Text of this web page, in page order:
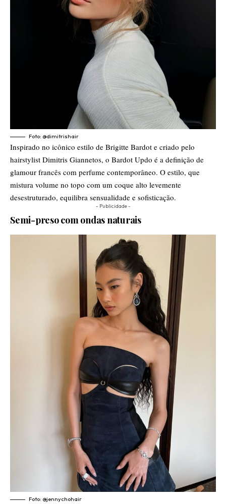
Foto: @dimitrishair
Inspirado no icônico estilo de Brigitte Bardot e criado pelo
hairstylist Dimitris Giannetos, o Bardot Updo é a definição de
glamour francês com perfume contemporâneo. O estilo, que
mistura volume no topo com um coque alto levemente
desestruturado, equilibra sensualidade e sofisticação.
- Publicidade -
Semi-preso com ondas naturais
Foto: @jennychohair